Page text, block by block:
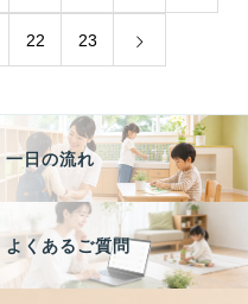
22 23
一日の流れ
よくあるご質問